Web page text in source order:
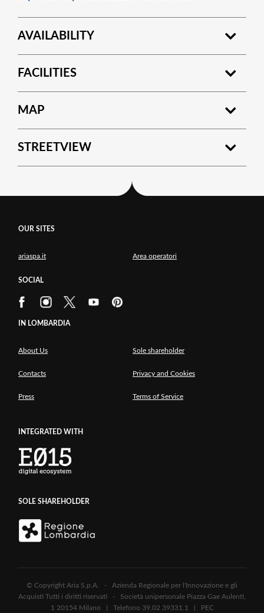
AVAILABILITY
FACILITIES
MAP
STREETVIEW
OUR SITES
ariaspa.it Area operatori
SOCIAL
IN LOMBARDIA
About Us Sole shareholder
Contacts Privacy and Cookies
Press Terms of Service
INTEGRATED WITH
SOLE SHAREHOLDER
© Copyright Aria S.p.A. - Azienda Regionale per l'Innovazione e gli
Acquisti Tutti i diritti riservati - Società unipersonale Piazza Gae Aulenti,
1 20154 Milano | Telefono 39.02 39331.1 | PEC